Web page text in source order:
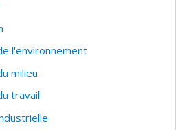
l'environnement
milieu
travail